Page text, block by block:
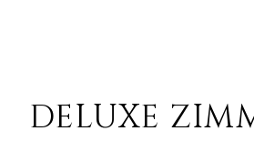
DELUXE